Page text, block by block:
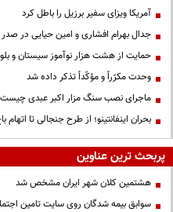
آمریکا ویزای سفیر برزیل را باطل کرد
جدال بهرام افشاری و امین حیایی در
حمایت از هشت هزار نوآموز سیستان و
وحدت مکرّراً و مؤکّداً تذکر داده شد
ماجرای نصب سنگ مزار اکبر عبدی
بحران اینفانتینو؛ از طرح جنجالی تا اتهام
پربحث ترین عناوین
هشتمین کلان شهر ایران مشخص شد
سوابق بیمه شدگان روی سایت تامین